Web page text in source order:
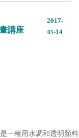
講座
2017-
05-14
一種用水調和透明顏